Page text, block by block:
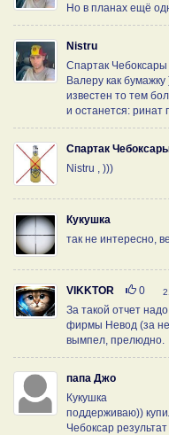
Но в планах ещё
Nistru
Спартак
Валеру как
известен то тем
и останется: ринат
Спартак
Nistru , )))
Кукушка
так не интересно,
VIKKTOR
0
За такой отчет
фирмы Невод (за
вымпел, прелюдно.
папа Джо
Кукушка
поддерживаю))
Чебоксар